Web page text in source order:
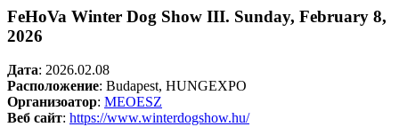
FeHoVa Winter Dog Show III. Sunday, February 8,
2026
Дата: 2026.02.08
Расположение: Budapest, HUNGEXPO
Организоатор: MEOESZ
Веб сайт: https://www.winterdogshow.hu/